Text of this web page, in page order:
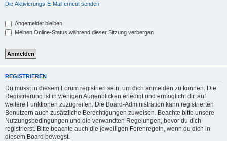
Die Aktivierungs-E-Mail erneut senden
Angemeldet bleiben
Meinen Online-Status während dieser Sitzung verbergen
REGISTRIEREN
Du musst in diesem Forum registriert sein, um dich anmelden zu können. Die
Registrierung ist in wenigen Augenblicken erledigt und ermöglicht dir, auf
weitere Funktionen zuzugreifen. Die Board-Administration kann registrierten
Benutzern auch zusätzliche Berechtigungen zuweisen. Beachte bitte unsere
Nutzungsbedingungen und die verwandten Regelungen, bevor du dich
registrierst. Bitte beachte auch die jeweiligen Forenregeln, wenn du dich in
diesem Board bewegst.